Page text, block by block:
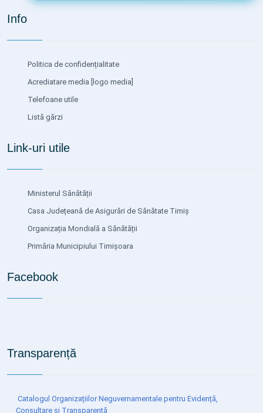
Info
Politica de confidențialitate
Acrediatare media [logo media]
Telefoane utile
Listă gărzi
Link-uri utile
Ministerul Sănătății
Casa Județeană de Asigurări de Sănătate Timiș
Organizația Mondială a Sănătății
Primăria Municipiului Timișoara
Facebook
Transparență
Catalogul Organizațiilor Neguvernamentale pentru Evidență,
Consultare și Transparență